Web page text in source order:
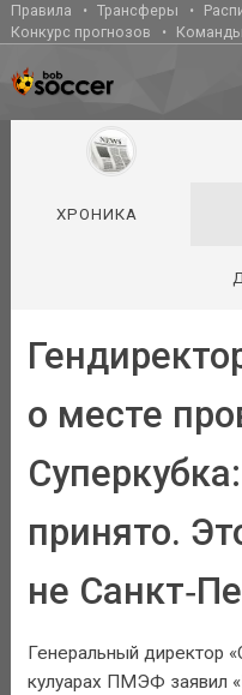
Правила Трансферы
Конкурс прогнозов
Команды
ХРОНИКА
о месте
принято.
не
Генеральный директор
кулуарах ПМЭФ заявил